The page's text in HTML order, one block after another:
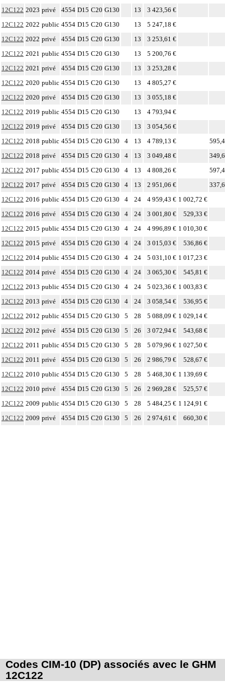
12C122 2023 privé 4554 D15 C20 G130 13
3 423,56 €
12C122 2022 public 4554 D15 C20 G130 13
5 247,18 €
12C122 2022 privé 4554 D15 C20 G130 13
3 253,61 €
12C122 2021 public 4554 D15 C20 G130 13
5 200,76 €
12C122 2021 privé 4554 D15 C20 G130 13
3 253,28 €
12C122 2020 public 4554 D15 C20 G130 13
4 805,27 €
12C122 2020 privé 4554 D15 C20 G130 13
3 055,18 €
12C122 2019 public 4554 D15 C20 G130 13
4 793,94 €
12C122 2019 privé 4554 D15 C20 G130 13
3 054,56 €
12C122 2018 public 4554 D15 C20 G130 4 13 4 789,13 €
12C122 2018 privé 4554 D15 C20 G130 4 13 3 049,48 €
12C122 2017 public 4554 D15 C20 G130 4 13 4 808,26 €
12C122 2017 privé 4554 D15 C20 G130 4 13 2 951,06 €
12C122 2016 public 4554 D15 C20 G130 4 24 4 959,43 € 1 002,72 €
12C122 2016 privé 4554 D15 C20 G130 4 24 3 001,80 €
529,33 €
12C122 2015 public 4554 D15 C20 G130 4 24 4 996,89 € 1 010,30 €
12C122 2015 privé 4554 D15 C20 G130 4 24 3 015,03 €
536,86 €
12C122 2014 public 4554 D15 C20 G130 4 24 5 031,10 € 1 017,23 €
12C122 2014 privé 4554 D15 C20 G130 4 24 3 065,30 €
545,81 €
12C122 2013 public 4554 D15 C20 G130 4 24 5 023,36 € 1 003,83 €
12C122 2013 privé 4554 D15 C20 G130 4 24 3 058,54 €
536,95 €
12C122 2012 public 4554 D15 C20 G130 5 28 5 088,09 € 1 029,14 €
12C122 2012 privé 4554 D15 C20 G130 5 26 3 072,94 €
543,68 €
12C122 2011 public 4554 D15 C20 G130 5 28 5 079,96 € 1 027,50 €
12C122 2011 privé 4554 D15 C20 G130 5 26 2 986,79 €
528,67 €
12C122 2010 public 4554 D15 C20 G130 5 28 5 468,30 € 1 139,69 €
12C122 2010 privé 4554 D15 C20 G130 5 26 2 969,28 €
525,57 €
12C122 2009 public 4554 D15 C20 G130 5 28 5 484,25 € 1 124,91 €
12C122 2009 privé 4554 D15 C20 G130 5 26 2 974,61 € 660,30 €
Codes CIM-10 (DP) associés avec le GHM
12C122